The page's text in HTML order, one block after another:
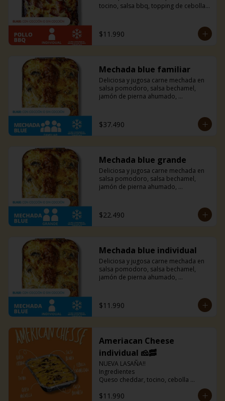
tocino, salsa bbq, topping de cebolla
la bbq esta combinación es ideal para
ti, te fascinará.
$11.990
Mechada blue familiar
Deliciosa y jugosa carne mechada en
salsa pomodoro, salsa bechamel,
jamón de pierna ahumado,
sabor sutil y único que solo esta
combinación puede ofrecerte.
$37.490
Mechada blue grande
Deliciosa y jugosa carne mechada en
salsa pomodoro, salsa bechamel,
jamón de pierna ahumado,
sabor sutil y único que solo esta
combinación puede ofrecerte.
$22.490
Mechada blue individual
Deliciosa y jugosa carne mechada en
salsa pomodoro, salsa bechamel,
jamón de pierna ahumado,
sabor sutil y único que solo esta
combinación puede ofrecerte.
$11.990
Ameriacan Cheese
individual 🧀🥓
NUEVA LASAÑA!!
Ingredientes
Queso cheddar, tocino, cebolla
caramelizada, queso mozarella, salsa
blanca, salsa boloñesa 🤤
$11.990